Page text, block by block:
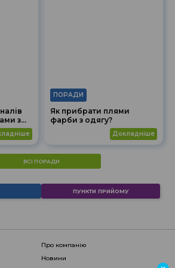
з
ПОРАДИ
Як прибрати плями
фарби з одягу?
докладніше
ВСІ ПОРАДИ
ПУНКТИ ПРИЙОМУ
про компанію
новини